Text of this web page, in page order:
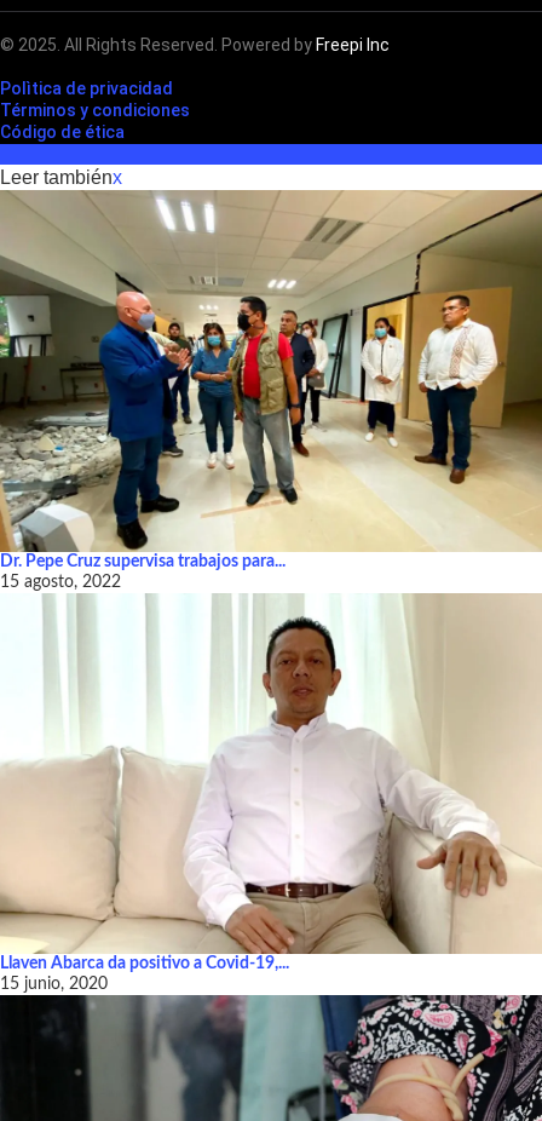
© 2025. All Rights Reserved. Powered by Freepi Inc
Polìtica de privacidad
Términos y condiciones
Código de ética
Leer tambiénx
Dr. Pepe Cruz supervisa trabajos para...
15 agosto, 2022
Llaven Abarca da positivo a Covid-19,...
15 junio, 2020